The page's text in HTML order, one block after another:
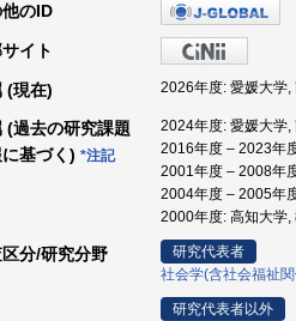
のID
イト
(現在) 2026年度: 愛媛大学,
(過去の研究課題
基づく) *注記
2024年度: 愛媛大学,
2016年度 – 2023年
2001年度 – 2008年
2004年度 – 2005年
2000年度: 高知大学,
分/研究分野
研究代表者
社会学(含社会福祉
研究代表者以外